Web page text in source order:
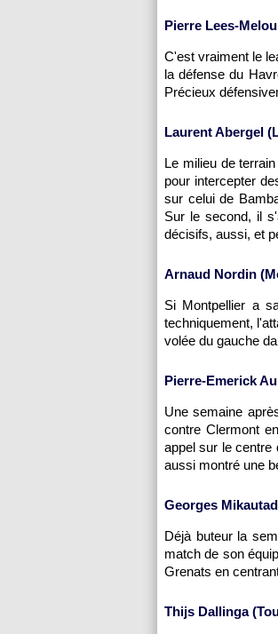
Pierre Lees-
C'est vraiment le
la défense du
Précieux
Laurent Abergel
Le milieu de
pour intercepter
sur celui de
Sur le second, il
décisifs, aussi, et
Arnaud Nordin
Si Montpellier a
techniquement,
volée du gauche
Pierre-Emerick
Une semaine
contre Clermont
appel sur le centre
aussi montré une
Georges
Déjà buteur la
match de son
Grenats en
Thijs Dallinga